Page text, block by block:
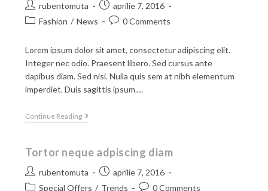
rubentomuta
aprilie 7, 2016
Fashion / News 0 Comments
Lorem ipsum dolor sit amet, consectetur adipiscing elit.
Integer nec odio. Praesent libero. Sed cursus ante
dapibus diam. Sed nisi. Nulla quis sem at nibh elementum
imperdiet. Duis sagittis ipsum.…
Continue Reading
Tortor neque adpiscing diam
rubentomuta
aprilie 7, 2016
Special Offers / Trends 0 Comments